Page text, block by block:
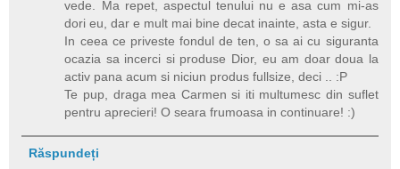
vede. Ma repet, aspectul tenului nu e asa cum mi-as
dori eu, dar e mult mai bine decat inainte, asta e sigur.
In ceea ce priveste fondul de ten, o sa ai cu siguranta
ocazia sa incerci si produse Dior, eu am doar doua la
activ pana acum si niciun produs fullsize, deci .. :P
Te pup, draga mea Carmen si iti multumesc din suflet
pentru aprecieri! O seara frumoasa in continuare! :)
Răspundeți